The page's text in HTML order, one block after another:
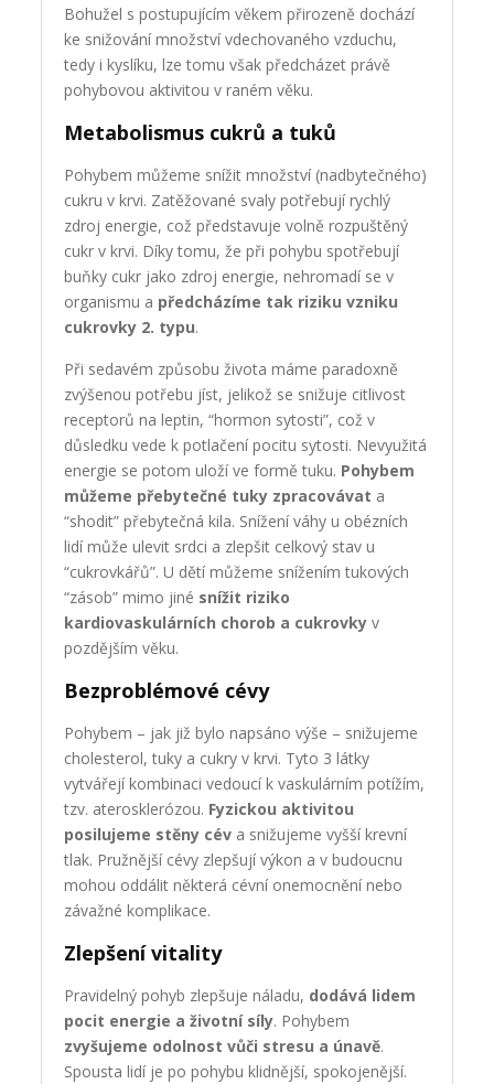
Bohužel s postupujícím věkem přirozeně dochází
ke snižování množství vdechovaného vzduchu,
tedy i kyslíku, lze tomu však předcházet právě
pohybovou aktivitou v raném věku.
Metabolismus cukrů a tuků
Pohybem můžeme snížit množství (nadbytečného)
cukru v krvi. Zatěžované svaly potřebují rychlý
zdroj energie, což představuje volně rozpuštěný
cukr v krvi. Díky tomu, že při pohybu spotřebují
buňky cukr jako zdroj energie, nehromadí se v
organismu a předcházíme tak riziku vzniku
cukrovky 2. typu.
Při sedavém způsobu života máme paradoxně
zvýšenou potřebu jíst, jelikož se snižuje citlivost
receptorů na leptin, “hormon sytosti”, což v
důsledku vede k potlačení pocitu sytosti. Nevyužitá
energie se potom uloží ve formě tuku. Pohybem
můžeme přebytečné tuky zpracovávat a
“shodit” přebytečná kila. Snížení váhy u obézních
lidí může ulevit srdci a zlepšit celkový stav u
“cukrovkářů”. U dětí můžeme snížením tukových
“zásob” mimo jiné snížit riziko
kardiovaskulárních chorob a cukrovky v
pozdějším věku.
Bezproblémové cévy
Pohybem – jak již bylo napsáno výše – snižujeme
cholesterol, tuky a cukry v krvi. Tyto 3 látky
vytvářejí kombinaci vedoucí k vaskulárním potížím,
tzv. aterosklerózou. Fyzickou aktivitou
posilujeme stěny cév a snižujeme vyšší krevní
tlak. Pružnější cévy zlepšují výkon a v budoucnu
mohou oddálit některá cévní onemocnění nebo
závažné komplikace.
Zlepšení vitality
Pravidelný pohyb zlepšuje náladu, dodává lidem
pocit energie a životní síly. Pohybem
zvyšujeme odolnost vůči stresu a únavě.
Spousta lidí je po pohybu klidnější, spokojenější.